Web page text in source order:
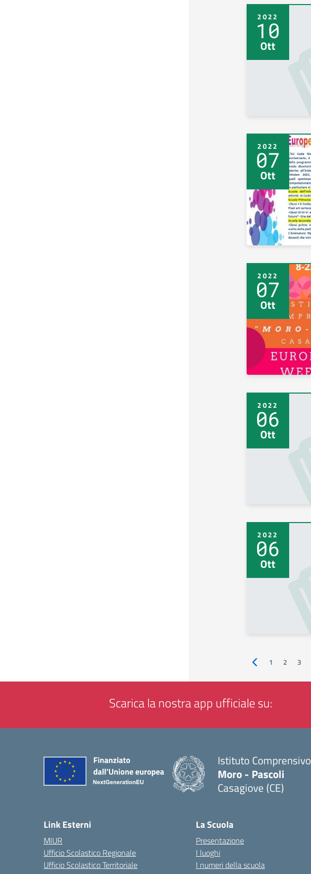
2022
10
Ott
2022
07
Ott
2022
07
Ott
2022
06
Ott
2022
06
Ott
Pagina precedente
1 2 3
Scarica la nostra app ufficiale su:
Istituto Comprensivo
Moro - Pascoli
Casagiove (CE)
Link Esterni
MIUR
Ufficio Scolastico Regionale
Ufficio Scolastico Territoriale
La Scuola
Presentazione
I luoghi
I numeri della scuola